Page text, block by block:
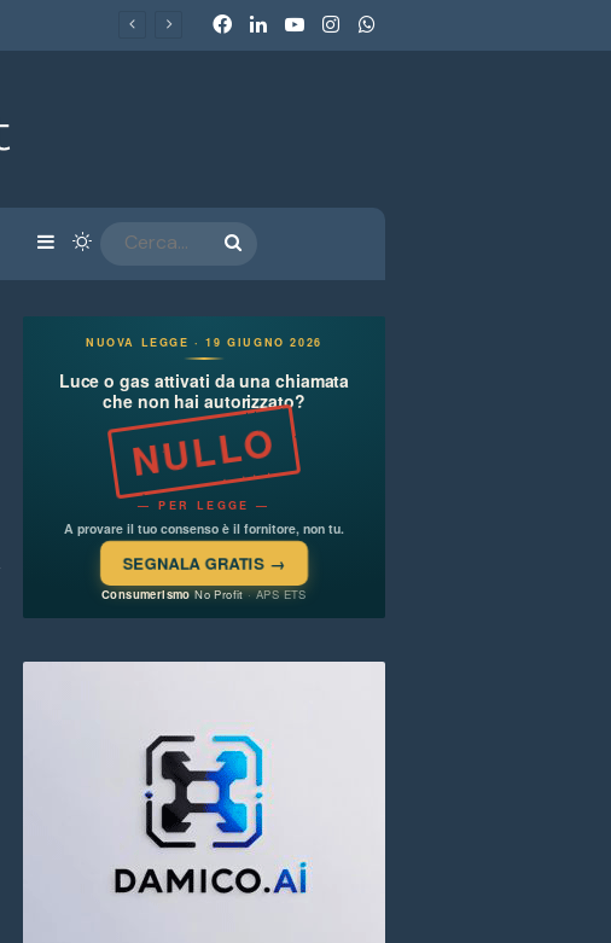
FacebookLinkedInYou TubeInstagram
Barra laterale
Cambia aspetto CERCA...